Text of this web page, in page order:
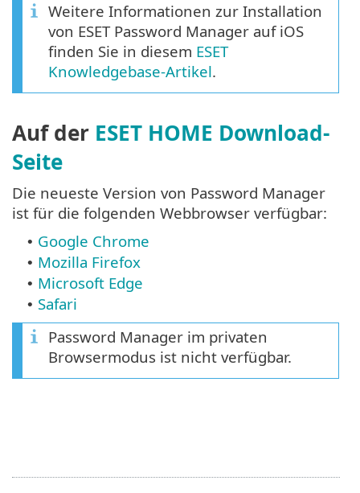
Weitere Informationen zur Installation
von ESET Password Manager auf iOS
finden Sie in diesem ESET
Knowledgebase-Artikel.
Auf der ESET HOME Download-
Seite
Die neueste Version von Password Manager
ist für die folgenden Webbrowser verfügbar:
• Google Chrome
• Mozilla Firefox
• Microsoft Edge
• Safari
Password Manager im privaten
Browsermodus ist nicht verfügbar.